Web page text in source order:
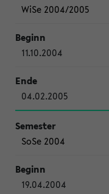
WiSe 2004/2005
11.10.2004
04.02.2005
SoSe 2004
19.04.2004